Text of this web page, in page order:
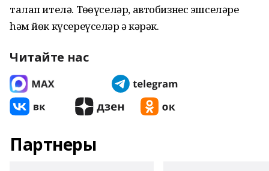
талап ителә. Төҙөүселәр, автобизнес эшселәре
һәм йөк күсереүселәр ҙә кәрәк.
Читайте нас
Партнеры